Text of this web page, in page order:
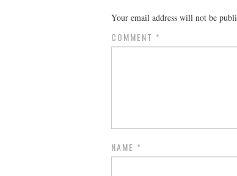
Your email address will not be
COMMENT *
NAME *